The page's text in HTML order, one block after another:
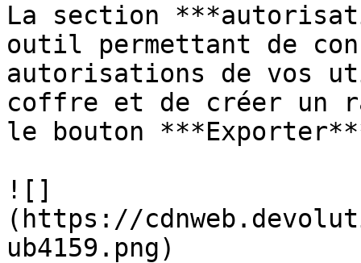
La section
outil permettant de
autorisations de vos
coffre et de créer un
le bouton
![]
(https://
ub4159.png)